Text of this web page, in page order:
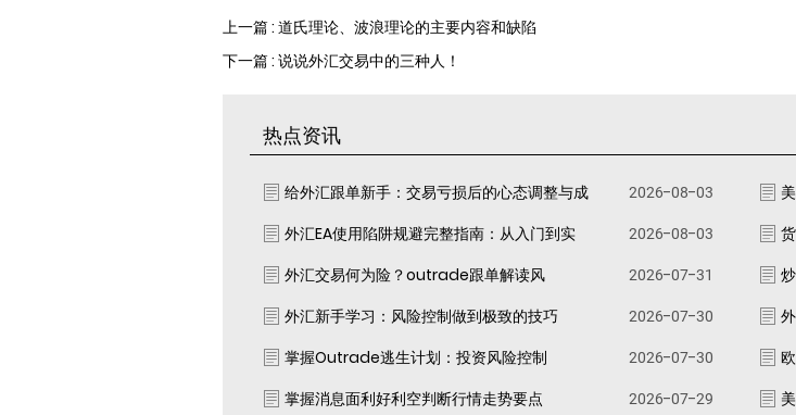
上一篇 : 道氏理论、波浪理论的主要内容和缺陷
下一篇 : 说说外汇交易中的三种人！
热点资讯
给外汇跟单新手：交易亏损后的心态调整与成 2026-08-03
外汇EA使用陷阱规避完整指南：从入门到实
2026-08-03
外汇交易何为险？outrade跟单解读风
2026-07-31
外汇新手学习：风险控制做到极致的技巧
2026-07-30
掌握Outrade逃生计划：投资风险控制
2026-07-30
掌握消息面利好利空判断行情走势要点
2026-07-29